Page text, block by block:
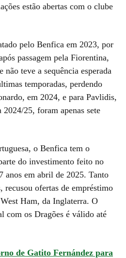
estão abertas com o clube
pelo Benfica em 2023, por
passagem pela Fiorentina,
teve a sequência esperada
temporadas, perdendo
em 2024, e para Pavlidis,
25, foram apenas sete
o Benfica tem o
do investimento feito no
anos em abril de 2025. Tanto
recusou ofertas de empréstimo
Ham, da Inglaterra. O
com os Dragões é válido até
de Gatito Fernández para